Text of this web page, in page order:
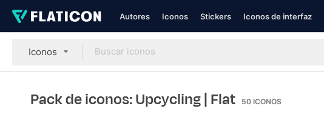
Autores Iconos Stickers Iconos de interfaz
Iconos
Pack de iconos: Upcycling| Flat 50 ICONOS